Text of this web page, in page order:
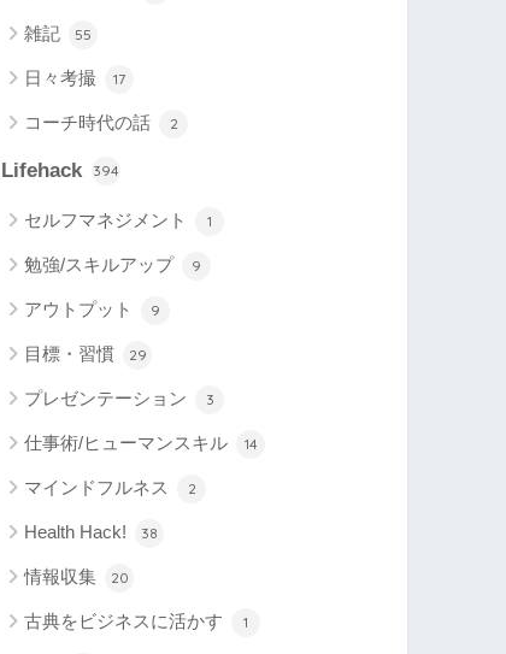
雑記 55
日々考撮 17
コーチ時代の話 2
Lifehack 394
セルフマネジメント 1
勉強/スキルアップ 9
アウトプット 9
目標・習慣 29
プレゼンテーション 3
仕事術/ヒューマンスキル 14
マインドフルネス 2
Health Hack! 38
情報収集 20
古典をビジネスに活かす 1